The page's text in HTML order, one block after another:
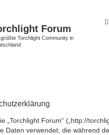
Forum
größte Torchlight Community in
„Torchlight Forum“ („http://
Daten verwendet, die während